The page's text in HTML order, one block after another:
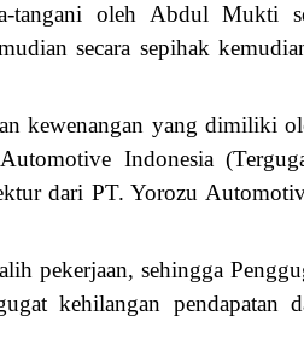
tangani oleh Abdul Mukti
secara sepihak
kewenangan yang dimiliki
Indonesia
dari PT. Yorozu
pekerjaan, sehingga
kehilangan